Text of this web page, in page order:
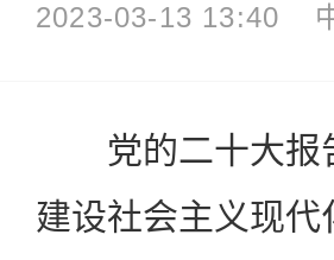
2023-03-13 13:40
党的二十大报
建设社会主义现